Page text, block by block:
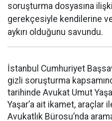
soruşturma dosyasına
gerekçesiyle kendilerine
aykırı olduğunu savundu.
İstanbul Cumhuriyet
gizli soruşturma
tarihinde Avukat Umut
Yaşar’a ait ikamet, araçlar
Avukatlık Bürosu’nda